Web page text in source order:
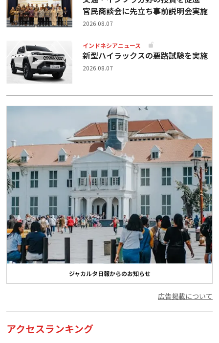
官民商談会に先立ち事前説明会実施
2026.08.07
インドネシアニュース
新型ハイラックスの悪路試験を実施
2026.08.07
ジャカルタ日報からのお知らせ
広告掲載について
アクセスランキング